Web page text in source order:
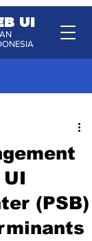
UI
(PSB)